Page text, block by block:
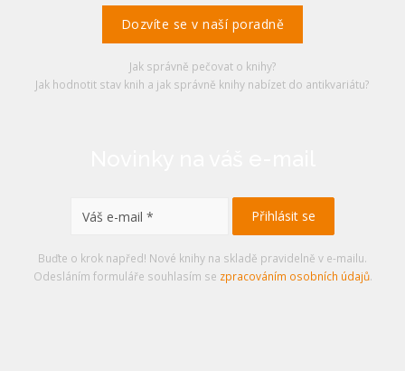
Dozvíte se v naší poradně
Jak správně pečovat o knihy?
Jak hodnotit stav knih a jak správně knihy nabízet do antikvariátu?
Buďte o krok napřed! Nové knihy na skladě pravidelně v e-mailu.
Odesláním formuláře souhlasím se zpracováním osobních údajů.